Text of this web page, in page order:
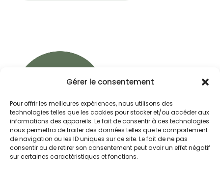
Gérer le consentement
Pour offrir les meilleures expériences, nous utilisons des
technologies telles que les cookies pour stocker et/ou accéder aux
informations des appareils. Le fait de consentir à ces technologies
nous permettra de traiter des données telles que le comportement
de navigation ou les ID uniques sur ce site. Le fait de ne pas
consentir ou de retirer son consentement peut avoir un effet négatif
sur certaines caractéristiques et fonctions.